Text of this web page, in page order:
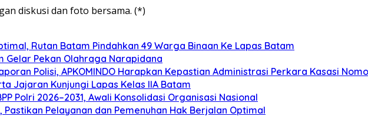
diskusi dan foto bersama. (*)
Rutan Batam Pindahkan 49 Warga Binaan Ke Lapas Batam
Gelar Pekan Olahraga Narapidana
Polisi, APKOMINDO Harapkan Kepastian Administrasi Perkara Kasasi
Jajaran Kunjungi Lapas Kelas IIA Batam
Polri 2026–2031, Awali Konsolidasi Organisasi Nasional
Pelayanan dan Pemenuhan Hak Berjalan Optimal